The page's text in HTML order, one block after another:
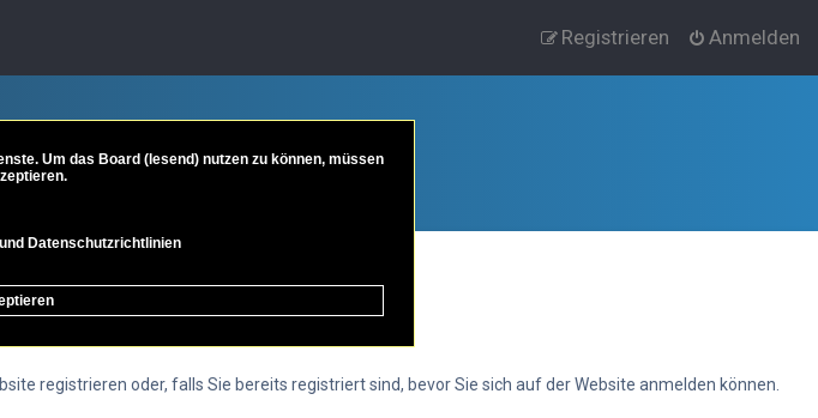
Anmelden
Registrieren
registrieren oder, falls Sie bereits registriert sind, bevor Sie sich auf der Website anmelden können.
Um das Board (lesend) nutzen zu können, müssen
Datenschutzrichtlinien